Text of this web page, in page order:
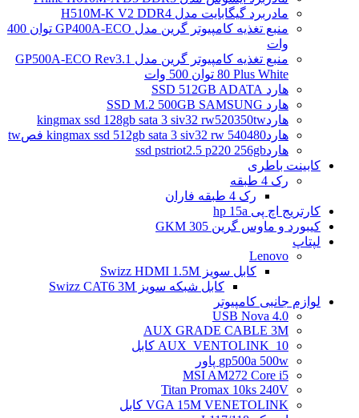
مادربرد گیگابایت مدل H510M-K V2 DDR4
منبع تغذیه کامپیوتر گرین مدل GP400A-ECO توان 400
وات
منبع تغذیه کامپیوتر گرین مدل GP500A-ECO Rev3.1
80 Plus White توان 500 وات
هارد SSD 512GB ADATA
هارد SSD M.2 500GB SAMSUNG
هاردkingmax ssd 128gb sata 3 siv32 rw520350tw
هاردkingmax ssd 512gb sata 3 siv32 rw 540480 فصtw
هاردssd pstriot2.5 p220 256gb
کابینت باطری
رک 4 طبقه
رک 4 طبقه فاران
کارتریج اچ پی hp 15a
کیبورد و ماوس گرین GKM 305
لپتاپ
Lenovo
کابل سویز Swizz HDMI 1.5M
کابل شبکه سویز Swizz CAT6 3M
لوازم جانبی کامپیوتر
4.0 USB Nova
AUX GRADE CABLE 3M
AUX_VENTOLINK_10 کابل
gp500a 500w پاور
MSI AM272 Core i5
Titan Promax 10ks 240V
VGA 15M VENETOLINK کابل